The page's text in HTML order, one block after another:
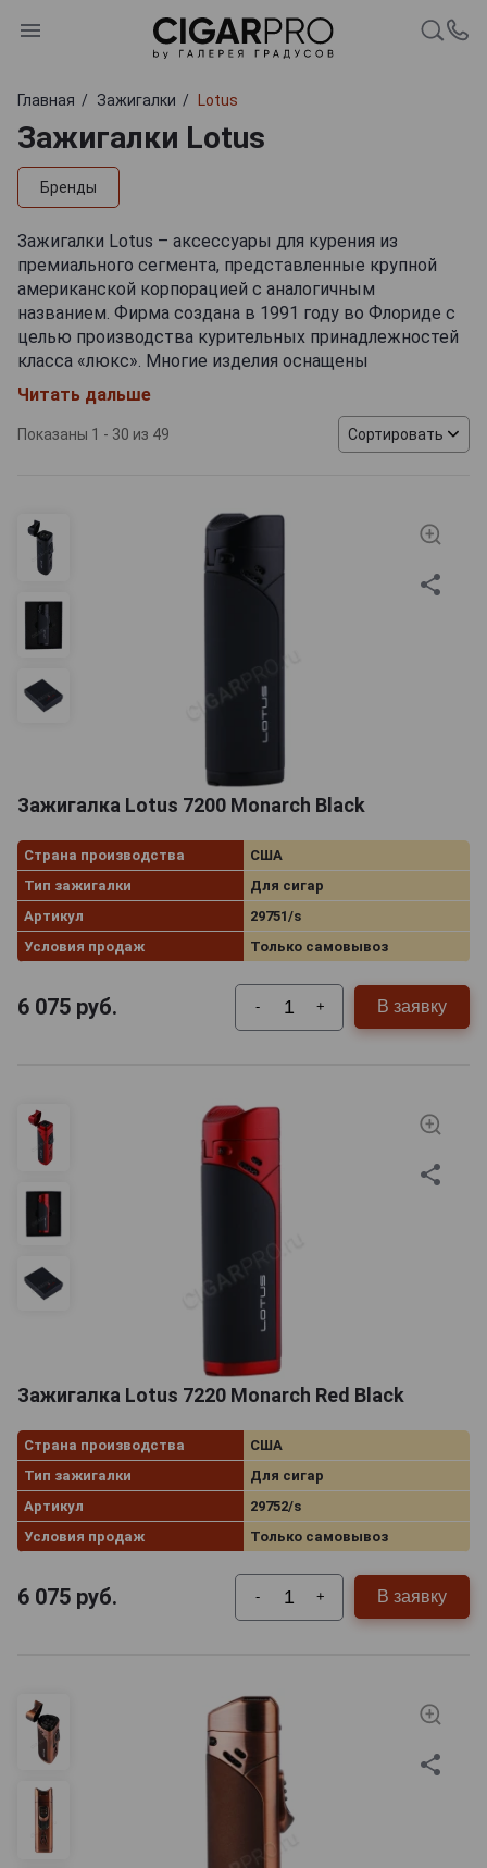
Главная Зажигалки Lotus
Зажигалки Lotus
Бренды
Зажигалки Lotus – аксессуары для курения из
премиального сегмента, представленные крупной
американской корпорацией с аналогичным
названием. Фирма создана в 1991 году во Флориде с
целью производства курительных принадлежностей
класса «люкс». Многие изделия оснащены
дополнительными функциями, поэтому пригодятся в
самых неожиданных ситуациях. В портфель компании,
помимо зажигалок, входят гильотины для сигар,
пепельницы, хьюмидоры, портсигары, увлажнители и
Ассортимент американских зажигалок Лотос весьма
широк – в нем представлены изделия с одинарным,
двойным и тройным факелами, настольные и
карманные вариации, предназначенные для
раскуривания трубок и сигар. Надежный
цельнометаллический корпус защищает предметы от
ветра. Внушающие уважение зажигалки Lotus
выполнены в лаконичном стиле, который подчеркнет
высокий статус владельца. Качественное
исполнение и эргономичный дизайн, дополнением к
которому станет элегантная упаковка, позволяют
рассматривать изделия как сувенир для настоящих
афисионадо.
Читать дальше
Показаны 1 - 30 из 49 Сортировать
Зажигалка Lotus 7200 Monarch Black
Страна производства
США
Тип зажигалки
Для сигар
Артикул
29751/s
Условия продаж
Только самовывоз
6 075 руб. - + В заявку
Зажигалка Lotus 7220 Monarch Red Black
Страна производства
США
Тип зажигалки
Для сигар
Артикул
29752/s
Условия продаж
Только самовывоз
6 075 руб. - + В заявку